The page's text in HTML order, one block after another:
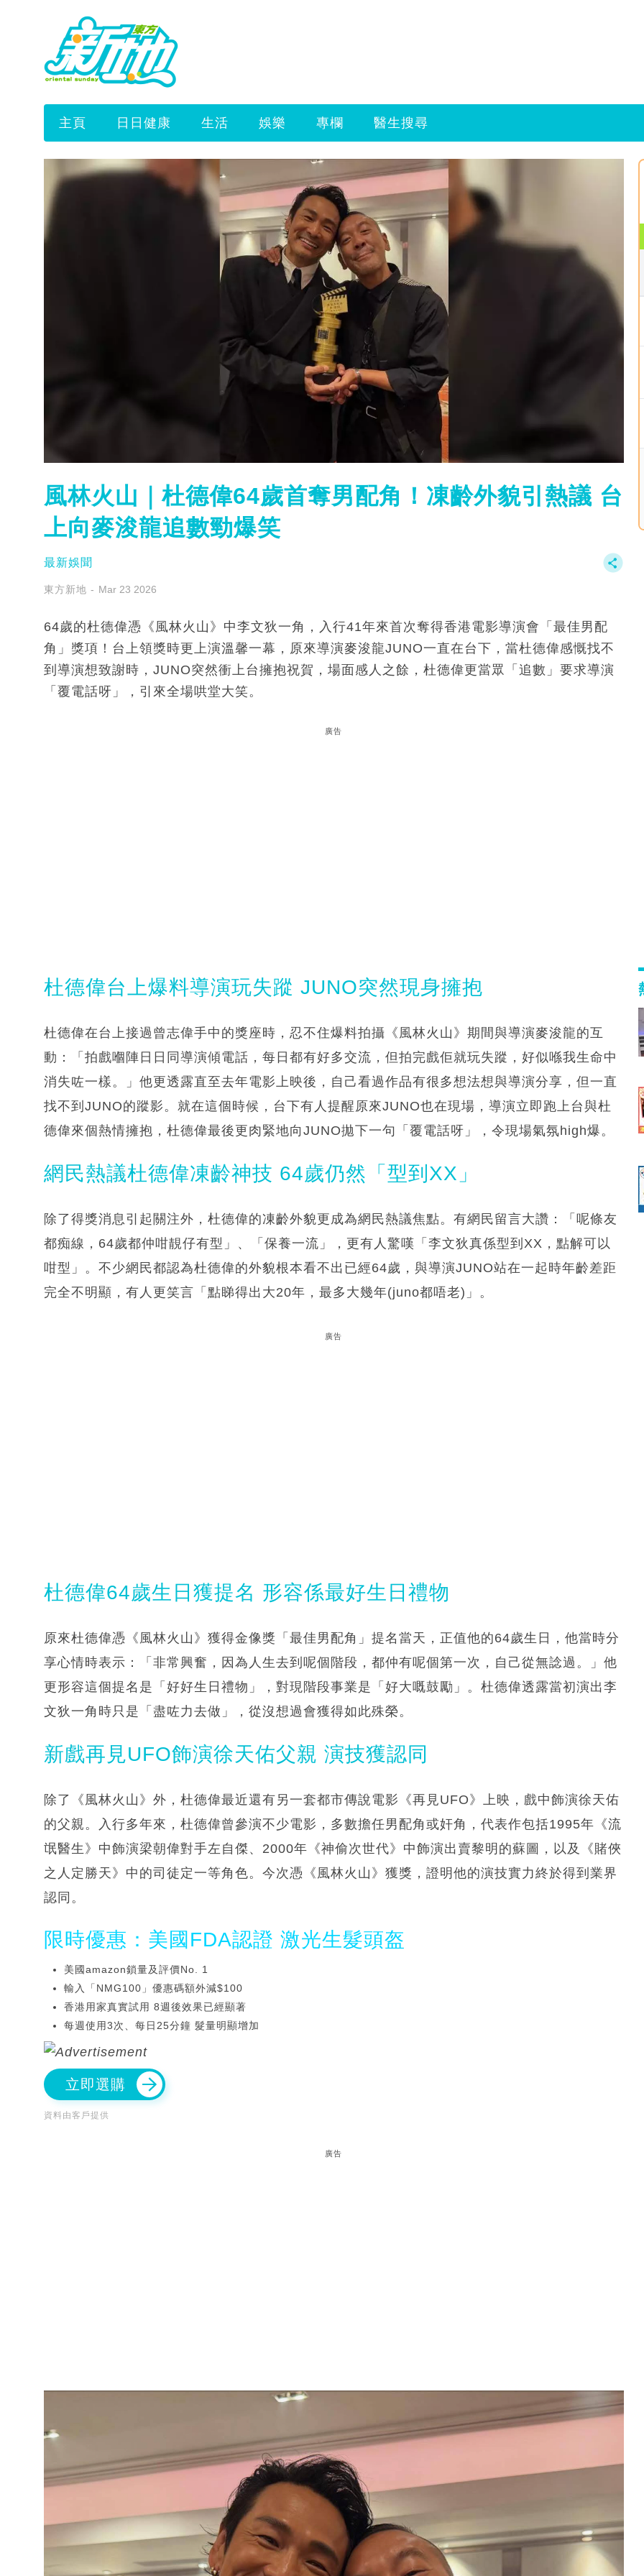
主頁 日日健康 生活 娛樂 專欄 醫生搜尋
風林火山｜杜德偉64歲首奪男配角！凍齡外貌引熱議 台
上向麥浚龍追數勁爆笑
最新娛聞
東方新地 Mar 23 2026
64歲的杜德偉憑《風林火山》中李文狄一角，入行41年來首次奪得香港電影導演會「最佳男配
角」獎項！台上領獎時更上演溫馨一幕，原來導演麥浚龍JUNO一直在台下，當杜德偉感慨找不
到導演想致謝時，JUNO突然衝上台擁抱祝賀，場面感人之餘，杜德偉更當眾「追數」要求導演
「覆電話呀」，引來全場哄堂大笑。
廣告
杜德偉台上爆料導演玩失蹤 JUNO突然現身擁抱
杜德偉在台上接過曾志偉手中的獎座時，忍不住爆料拍攝《風林火山》期間與導演麥浚龍的互
動：「拍戲嗰陣日日同導演傾電話，每日都有好多交流，但拍完戲佢就玩失蹤，好似喺我生命中
消失咗一樣。」他更透露直至去年電影上映後，自己看過作品有很多想法想與導演分享，但一直
找不到JUNO的蹤影。就在這個時候，台下有人提醒原來JUNO也在現場，導演立即跑上台與杜
德偉來個熱情擁抱，杜德偉最後更肉緊地向JUNO拋下一句「覆電話呀」，令現場氣氛high爆。
網民熱議杜德偉凍齡神技 64歲仍然「型到XX」
除了得獎消息引起關注外，杜德偉的凍齡外貌更成為網民熱議焦點。有網民留言大讚：「呢條友
都痴線，64歲都仲咁靚仔有型」、「保養一流」，更有人驚嘆「李文狄真係型到XX，點解可以
咁型」。不少網民都認為杜德偉的外貌根本看不出已經64歲，與導演JUNO站在一起時年齡差距
完全不明顯，有人更笑言「點睇得出大20年，最多大幾年(juno都唔老)」。
廣告
杜德偉64歲生日獲提名 形容係最好生日禮物
原來杜德偉憑《風林火山》獲得金像獎「最佳男配角」提名當天，正值他的64歲生日，他當時分
享心情時表示：「非常興奮，因為人生去到呢個階段，都仲有呢個第一次，自己從無諗過。」他
更形容這個提名是「好好生日禮物」，對現階段事業是「好大嘅鼓勵」。杜德偉透露當初演出李
文狄一角時只是「盡咗力去做」，從沒想過會獲得如此殊榮。
新戲再見UFO飾演徐天佑父親 演技獲認同
除了《風林火山》外，杜德偉最近還有另一套都市傳說電影《再見UFO》上映，戲中飾演徐天佑
的父親。入行多年來，杜德偉曾參演不少電影，多數擔任男配角或奸角，代表作包括1995年《流
氓醫生》中飾演梁朝偉對手左自傑、2000年《神偷次世代》中飾演出賣黎明的蘇圖，以及《賭俠
之人定勝天》中的司徒定一等角色。今次憑《風林火山》獲獎，證明他的演技實力終於得到業界
認同。
限時優惠：美國FDA認證 激光生髮頭盔
美國amazon鎖量及評價No. 1
輸入「NMG100」優惠碼額外減$100
香港用家真實試用 8週後效果已經顯著
每週使用3次、每日25分鐘 髮量明顯增加
立即選購
資料由客戶提供
廣告